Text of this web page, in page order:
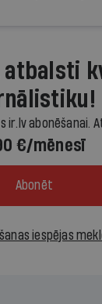
atbalsti
ir.lv abonēšanai.
€/mēnesī
Abonēt
iespējas